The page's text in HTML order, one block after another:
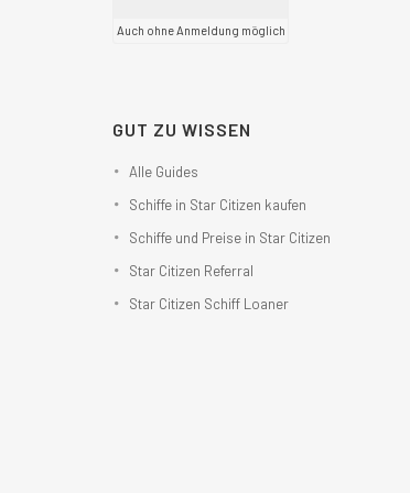
Auch ohne Anmeldung möglich
GUT ZU WISSEN
Alle Guides
Schiffe in Star Citizen kaufen
Schiffe und Preise in Star Citizen
Star Citizen Referral
Star Citizen Schiff Loaner